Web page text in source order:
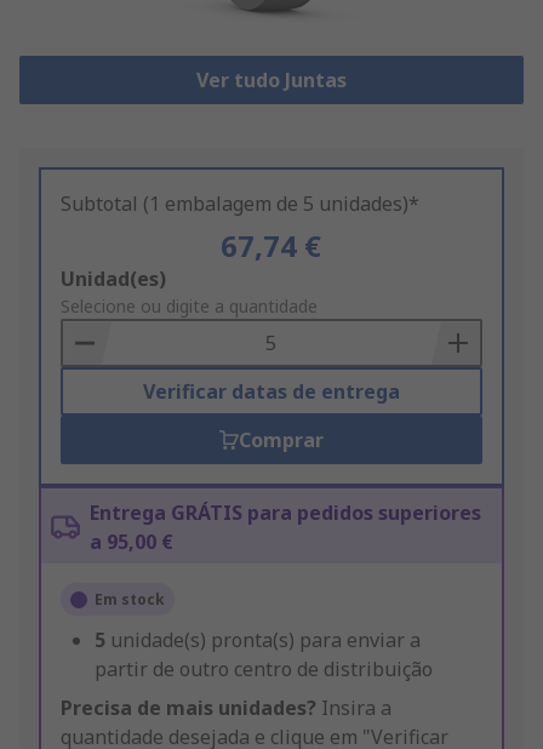
Ver tudo Juntas
Subtotal (1 embalagem de 5 unidades)*
67,74 €
Add
to
Basket
Unidad(es)
Selecione ou digite a quantidade
Verificar datas de entrega
Comprar
Entrega GRÁTIS para pedidos superiores
a 95,00 €
Em stock
5 unidade(s) pronta(s) para enviar a
partir de outro centro de distribuição
Precisa de mais unidades? Insira a
quantidade desejada e clique em "Verificar